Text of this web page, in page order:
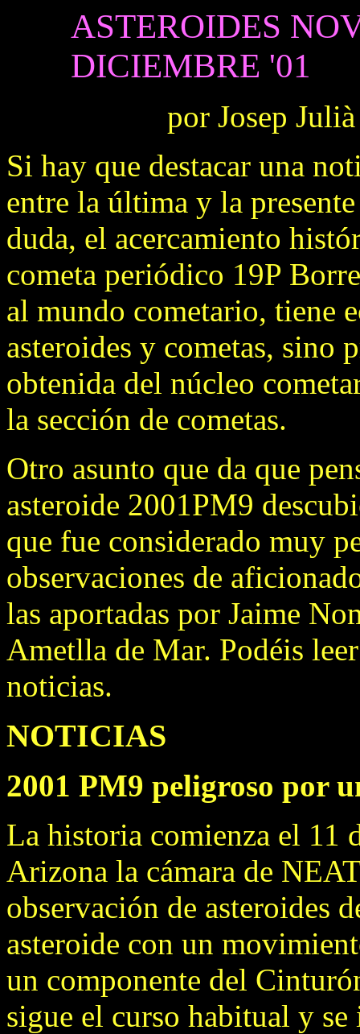
ASTEROIDES
DICIEMBRE '01
por Josep Julià
Si hay que destacar una
entre la última y la
duda, el acercamiento
cometa periódico 19P
al mundo cometario, tiene
asteroides y cometas, sino
obtenida del núcleo
la sección de cometas.
Otro asunto que da que
asteroide 2001PM9
que fue considerado muy
observaciones de
las aportadas por Jaime
Ametlla de Mar. Podéis
noticias.
NOTICIAS
2001 PM9 peligroso por
La historia comienza el 11
Arizona la cámara de
observación de asteroides
asteroide con un
un componente del
sigue el curso habitual y